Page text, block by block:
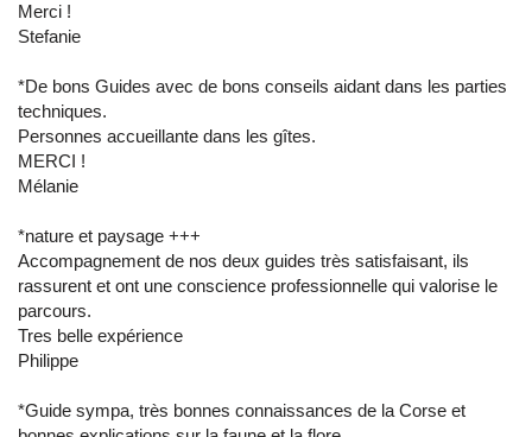
Merci !
Stefanie
*De bons Guides avec de bons conseils aidant dans les parties
techniques.
Personnes accueillante dans les gîtes.
MERCI !
Mélanie
*nature et paysage +++
Accompagnement de nos deux guides très satisfaisant, ils
rassurent et ont une conscience professionnelle qui valorise le
parcours.
Tres belle expérience
Philippe
*Guide sympa, très bonnes connaissances de la Corse et